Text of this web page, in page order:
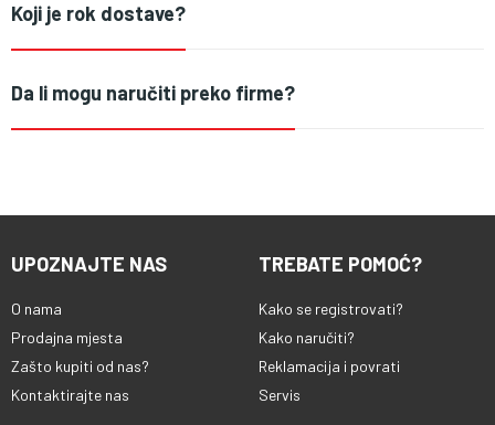
Koji je rok dostave?
Da li mogu naručiti preko firme?
UPOZNAJTE NAS
O nama
Prodajna mjesta
Zašto kupiti od nas?
Kontaktirajte nas
TREBATE POMOĆ?
Kako se registrovati?
Kako naručiti?
Reklamacija i povrati
Servis